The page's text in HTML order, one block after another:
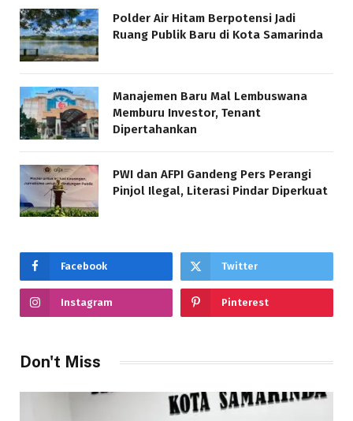
Polder Air Hitam Berpotensi Jadi
Ruang Publik Baru di Kota Samarinda
Manajemen Baru Mal Lembuswana
Memburu Investor, Tenant
Dipertahankan
PWI dan AFPI Gandeng Pers Perangi
Pinjol Ilegal, Literasi Pindar Diperkuat
Facebook Twitter
Instagram Pinterest
Don't Miss